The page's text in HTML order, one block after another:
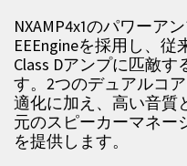
NXAMP4x1のパワーア
EEEngineを採用し、従
Class Dアンプに匹敵
す。2つのデュアルコ
適化に加え、高い音質
元のスピーカーマネー
を提供します。